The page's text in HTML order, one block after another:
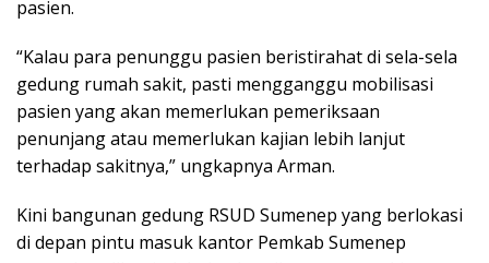
pasien.
“Kalau para penunggu pasien beristirahat di sela-sela
gedung rumah sakit, pasti mengganggu mobilisasi
pasien yang akan memerlukan pemeriksaan
penunjang atau memerlukan kajian lebih lanjut
terhadap sakitnya,” ungkapnya Arman.
Kini bangunan gedung RSUD Sumenep yang berlokasi
di depan pintu masuk kantor Pemkab Sumenep